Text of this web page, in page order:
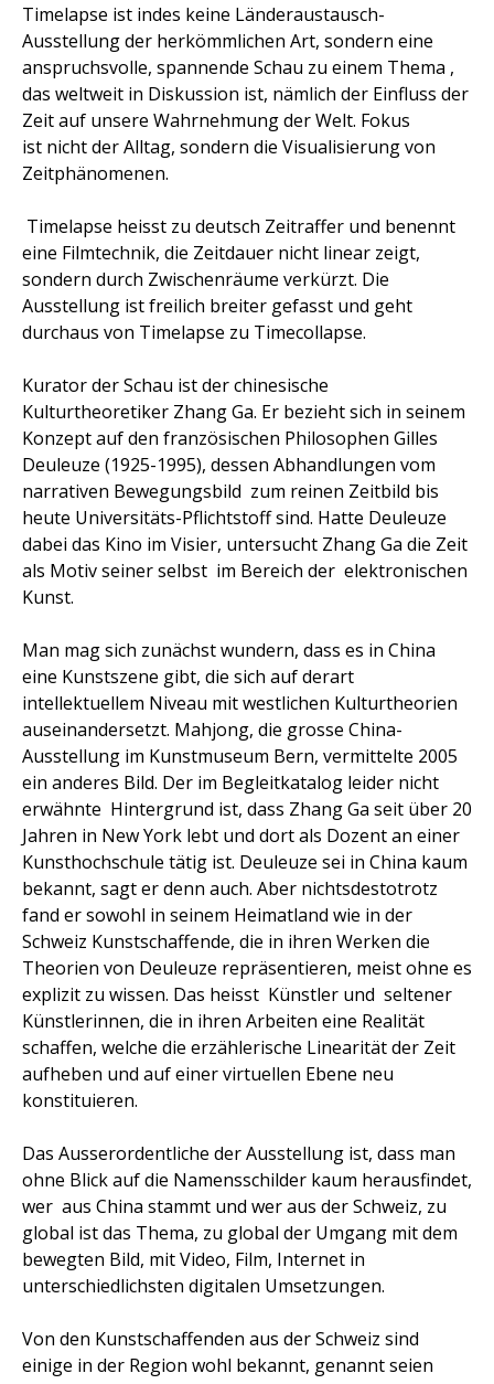
Timelapse ist indes keine Länderaustausch-
Ausstellung der herkömmlichen Art, sondern eine
anspruchsvolle, spannende Schau zu einem Thema ,
das weltweit in Diskussion ist, nämlich der Einfluss der
Zeit auf unsere Wahrnehmung der Welt. Fokus
ist nicht der Alltag, sondern die Visualisierung von
Zeitphänomenen.
Timelapse heisst zu deutsch Zeitraffer und benennt
eine Filmtechnik, die Zeitdauer nicht linear zeigt,
sondern durch Zwischenräume verkürzt. Die
Ausstellung ist freilich breiter gefasst und geht
durchaus von Timelapse zu Timecollapse.
Kurator der Schau ist der chinesische
Kulturtheoretiker Zhang Ga. Er bezieht sich in seinem
Konzept auf den französischen Philosophen Gilles
Deuleuze (1925-1995), dessen Abhandlungen vom
narrativen Bewegungsbild zum reinen Zeitbild bis
heute Universitäts-Pflichtstoff sind. Hatte Deuleuze
dabei das Kino im Visier, untersucht Zhang Ga die Zeit
als Motiv seiner selbst im Bereich der elektronischen
Kunst.
Man mag sich zunächst wundern, dass es in China
eine Kunstszene gibt, die sich auf derart
intellektuellem Niveau mit westlichen Kulturtheorien
auseinandersetzt. Mahjong, die grosse China-
Ausstellung im Kunstmuseum Bern, vermittelte 2005
ein anderes Bild. Der im Begleitkatalog leider nicht
erwähnte Hintergrund ist, dass Zhang Ga seit über 20
Jahren in New York lebt und dort als Dozent an einer
Kunsthochschule tätig ist. Deuleuze sei in China kaum
bekannt, sagt er denn auch. Aber nichtsdestotrotz
fand er sowohl in seinem Heimatland wie in der
Schweiz Kunstschaffende, die in ihren Werken die
Theorien von Deuleuze repräsentieren, meist ohne es
explizit zu wissen. Das heisst Künstler und  seltener 
Künstlerinnen, die in ihren Arbeiten eine Realität
schaffen, welche die erzählerische Linearität der Zeit
aufheben und auf einer virtuellen Ebene neu
konstituieren.
Das Ausserordentliche der Ausstellung ist, dass man
ohne Blick auf die Namensschilder kaum herausfindet,
wer aus China stammt und wer aus der Schweiz, zu
global ist das Thema, zu global der Umgang mit dem
bewegten Bild, mit Video, Film, Internet in
unterschiedlichsten digitalen Umsetzungen.
Von den Kunstschaffenden aus der Schweiz sind
einige in der Region wohl bekannt, genannt seien